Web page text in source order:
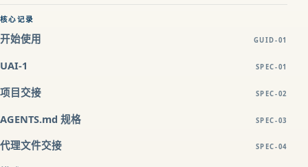
核心记录
开始使用 GUID-01
UAI-1 SPEC-01
项目交接 SPEC-02
AGENTS.md 规格 SPEC-03
代理文件交接 SPEC-04